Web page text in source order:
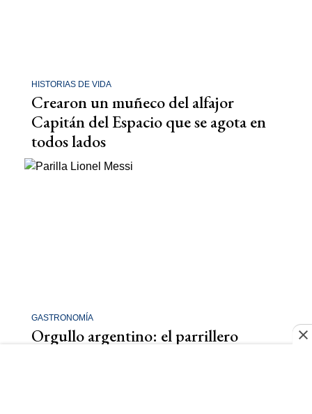
HISTORIAS DE VIDA
Crearon un muñeco del alfajor
Capitán del Espacio que se agota en
todos lados
GASTRONOMÍA
Orgullo argentino: el parrillero